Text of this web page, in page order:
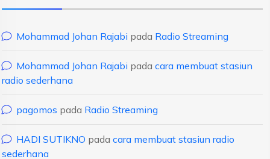
Mohammad Johan Rajabi pada Radio Streaming
Mohammad Johan Rajabi pada cara membuat stasiun
radio sederhana
pagomos pada Radio Streaming
HADI SUTIKNO pada cara membuat stasiun radio
sederhana